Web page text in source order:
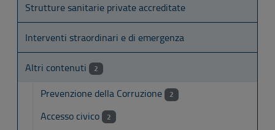
Strutture sanitarie private accreditate
Interventi straordinari e di emergenza
Altri contenuti 2
Prevenzione della Corruzione 2
Accesso civico 2